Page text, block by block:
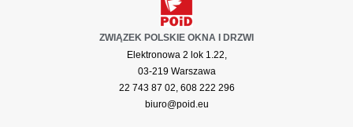
ZWIĄZEK POLSKIE OKNA I DRZWI
Elektronowa 2 lok 1.22,
03-219 Warszawa
22 743 87 02, 608 222 296
biuro@poid.eu